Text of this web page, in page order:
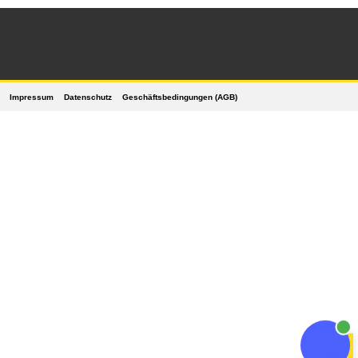
Impressum Datenschutz Geschäftsbedingungen (AGB)